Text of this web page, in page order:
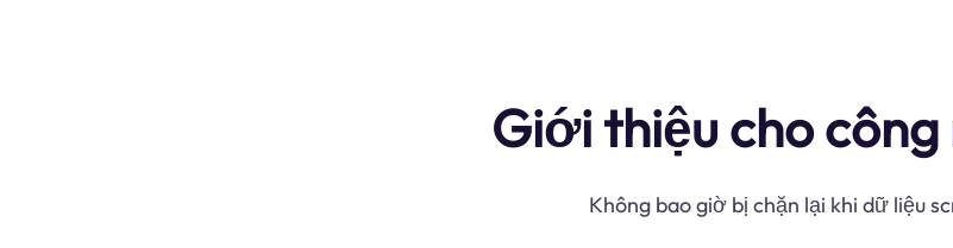
Giới thiệu cho
Không bao giờ bị chặn lại khi dữ liệu